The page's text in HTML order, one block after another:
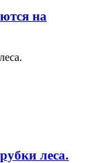
на
леса.